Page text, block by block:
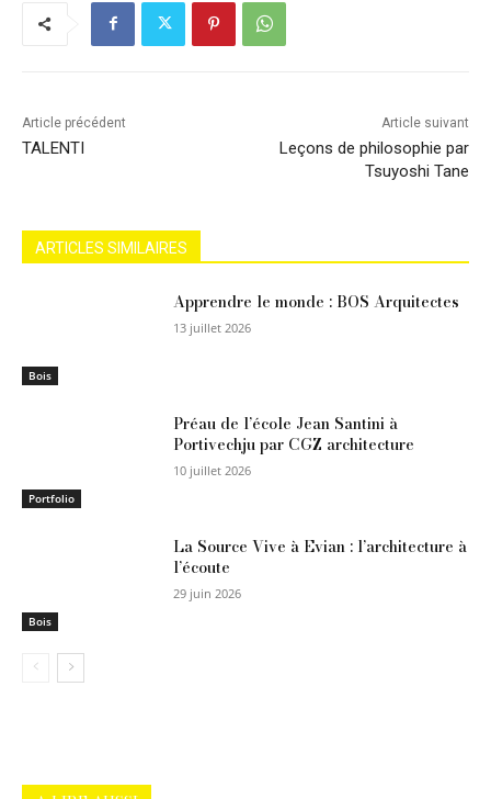
Article précédent
TALENTI
Article suivant
Leçons de philosophie par
Tsuyoshi Tane
ARTICLES SIMILAIRES
Bois
Apprendre le monde : BOS Arquitectes
13 juillet 2026
Portfolio
Préau de l’école Jean Santini à
Portivechju par CGZ architecture
10 juillet 2026
Bois
La Source Vive à Evian : l’architecture à
l’écoute
29 juin 2026